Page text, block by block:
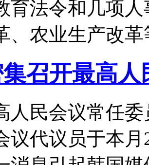
育法令和几项
、农业生产改
召开最高
民会议常任委
议代议员于本